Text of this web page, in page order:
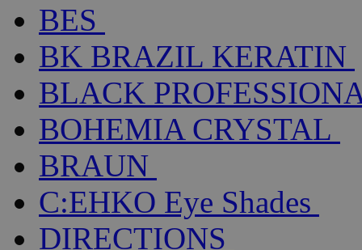
BES
BK BRAZIL KERATIN
BLACK
BOHEMIA CRYSTAL
BRAUN
C:EHKO Eye Shades
DIRECTIONS